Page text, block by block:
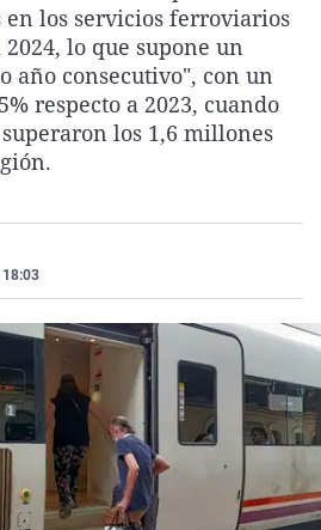
La rosa de los vientos
Gente viajera
Como el perro y el
Caso
Retornados
Equipo de
Operación Viuda
Extremadura
Galicia
La Rioja
Navarra
Virales
Televisión
Elecciones
en los servicios ferroviarios
lo que supone un
año consecutivo", con un
respecto a 2023, cuando
los 1,6 millones